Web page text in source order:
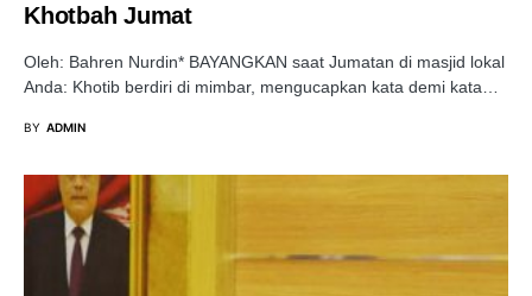
Khotbah Jumat
Oleh: Bahren Nurdin* BAYANGKAN saat Jumatan di masjid lokal
Anda: Khotib berdiri di mimbar, mengucapkan kata demi kata…
BY ADMIN